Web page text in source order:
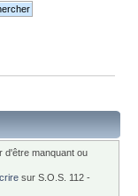
d'être manquant ou
sur S.O.S. 112 -